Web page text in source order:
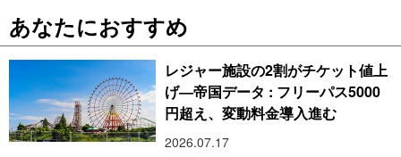
あなたにおすすめ
レジャー施設の2割がチケット値上
げ―帝国データ : フリーパス5000
円超え、変動料金導入進む
2026.07.17